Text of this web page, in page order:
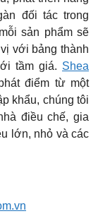
đối tác trong
sản phẩm sẽ
với bảng thành
tầm giá. Shea
điểm từ một
khẩu, chúng tôi
điều chế, gia
lớn, nhỏ và các